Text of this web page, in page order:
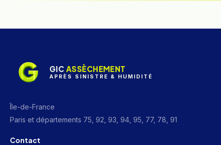
GIC ASSÈCHEMENT
APRÈS SINISTRE & HUMIDITÉ
Île-de-France
Paris et départements 75, 92, 93, 94, 95, 77, 78, 91
Contact